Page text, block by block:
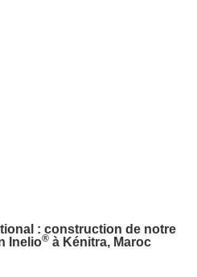
: construction de notre
Inelio® à Kénitra, Maroc